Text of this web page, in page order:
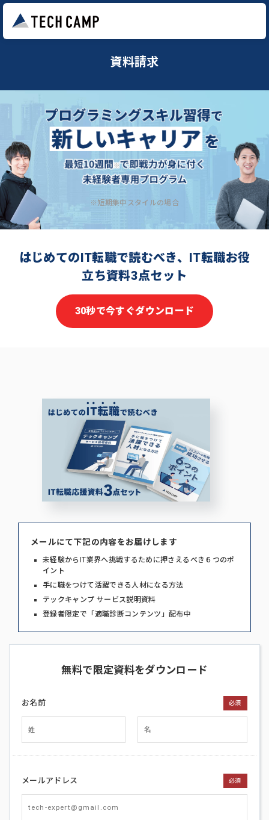
資料請求
※短期集中スタイルの場合
はじめてのIT転職で読むべき、IT転職お役
立ち資料3点セット
30秒で今すぐダウンロード
メールにて下記の内容をお届けします
未経験からIT業界へ挑戦するために押さえるべき６つのポ
イント
手に職をつけて活躍できる人材になる方法
テックキャンプ サービス説明資料
登録者限定で「適職診断コンテンツ」配布中
無料で限定資料をダウンロード
お名前 必須
メールアドレス 必須